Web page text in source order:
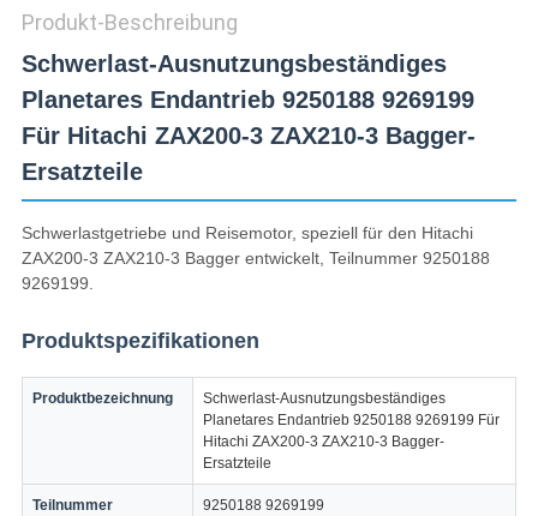
Produkt-Beschreibung
Schwerlast-Ausnutzungsbeständiges
Planetares Endantrieb 9250188 9269199
Für Hitachi ZAX200-3 ZAX210-3 Bagger-
Ersatzteile
Schwerlastgetriebe und Reisemotor, speziell für den Hitachi
ZAX200-3 ZAX210-3 Bagger entwickelt, Teilnummer 9250188
9269199.
Produktspezifikationen
Produktbezeichnung
Schwerlast-Ausnutzungsbeständiges
Planetares Endantrieb 9250188 9269199 Für
Hitachi ZAX200-3 ZAX210-3 Bagger-
Ersatzteile
Teilnummer 9250188 9269199